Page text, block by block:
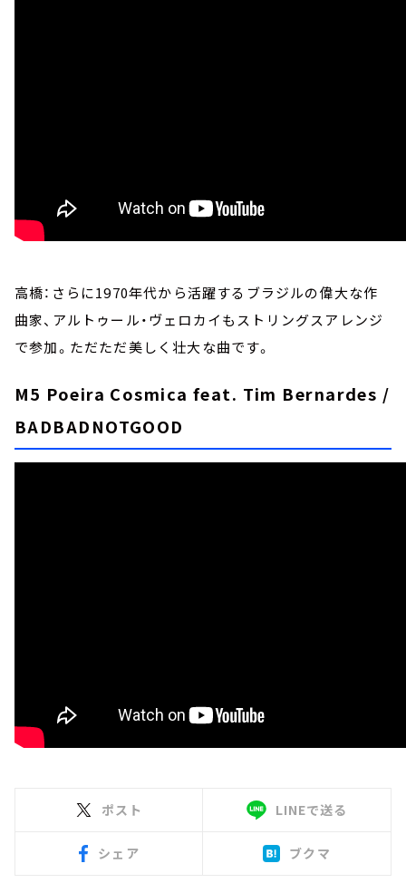
高橋：さらに1970年代から活躍するブラジルの偉大な作
曲家、アルトゥール・ヴェロカイもストリングスアレンジ
で参加。ただただ美しく壮大な曲です。
M5 Poeira Cosmica feat. Tim Bernardes /
BADBADNOTGOOD
ポスト LINEで送る
シェア ブクマ